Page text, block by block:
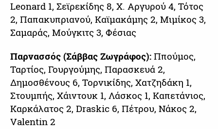
Leonard 1, Σεϊρεκίδης 8, Χ. Αργυρού 4, Τότος
2, Παπακυπριανού, Καϊμακάμης 2, Μιμίκος 3,
Σαμαράς, Μούγκιτς 3, Φέσιας
Παρνασσός (Σάββας Ζωγράφος):Ππούμος,
Ταρτίος, Γουργούμης, Παρασκευά 2,
Δημοσθένους 6, Τορνικίδης, Χατζηδάκη 1,
Στουμπής, Χάιντουκ 1, Λάσκος 1, Καπετάνιος,
Καρκάλατος 2, Draskic 6, Πέτρου, Νάκος 2,
Valentin 2